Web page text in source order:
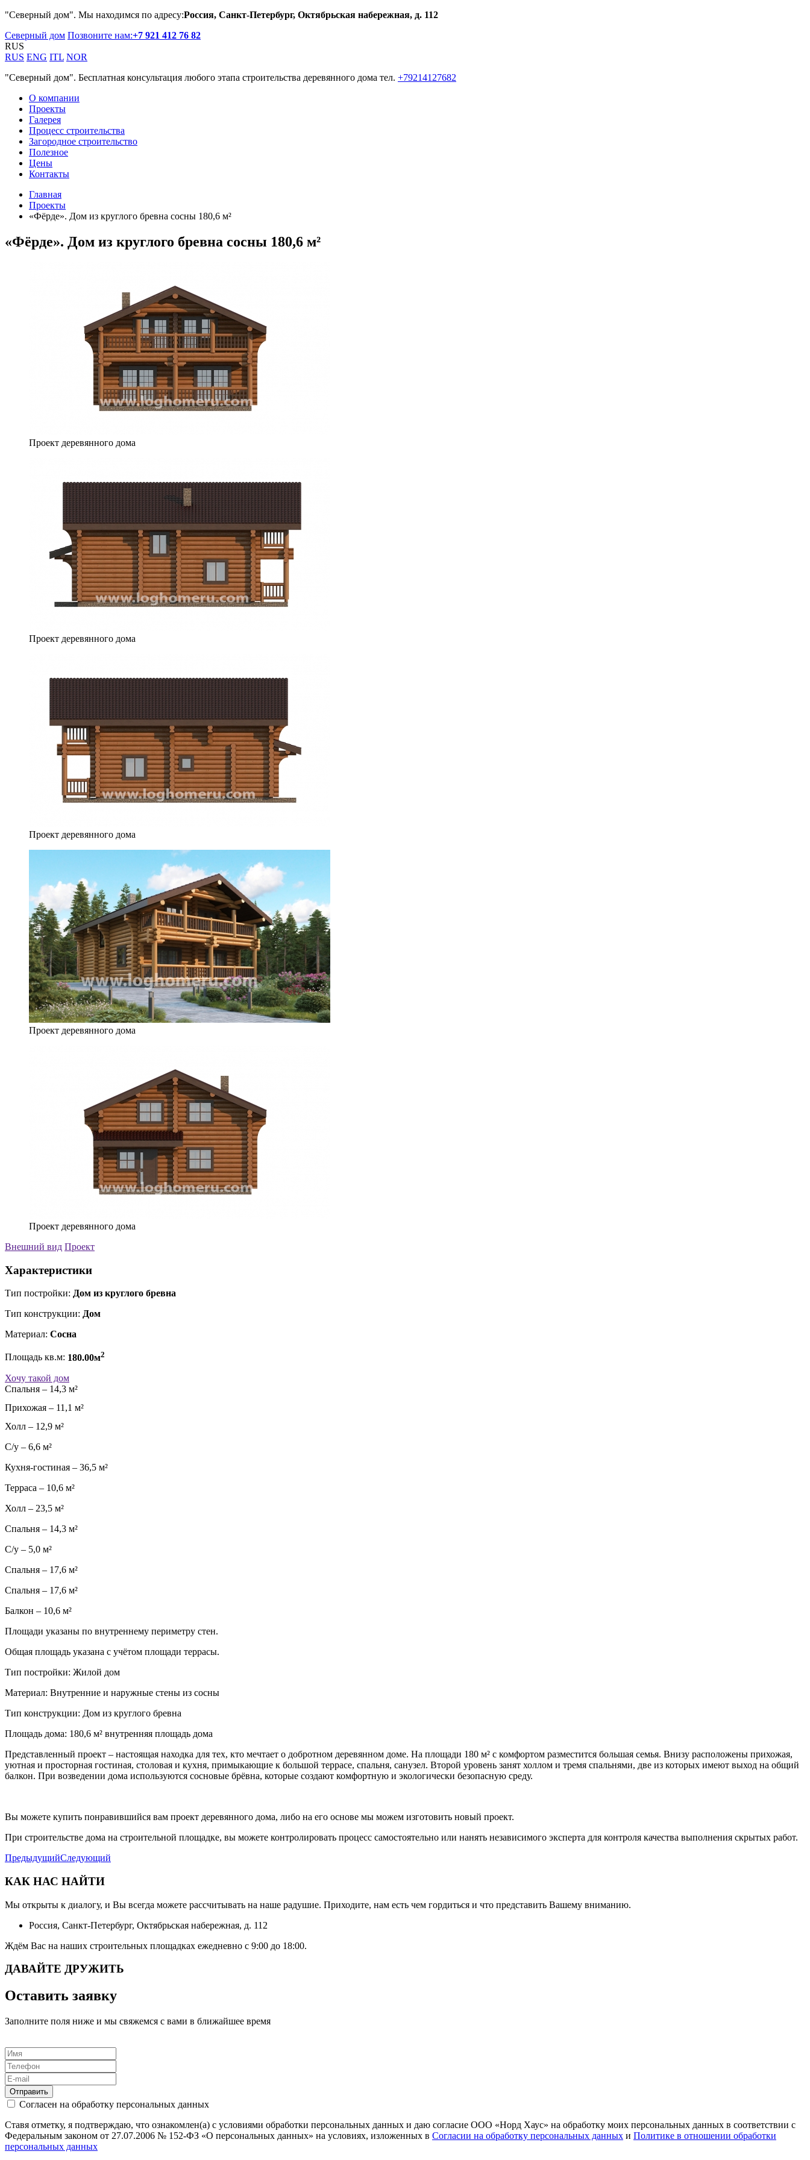
"Северный дом". Мы находимся по адресу:Россия, Санкт-Петербург, Октябрьская набережная, д. 112
Северный дом Позвоните нам:+7 921 412 76 82
RUS
RUS ENG ITL NOR
"Северный дом". Бесплатная консультация любого этапа строительства деревянного дома тел. +79214127682
О компании
Проекты
Галерея
Процесс строительства
Загородное строительство
Полезное
Цены
Контакты
Главная
Проекты
«Фёрде». Дом из круглого бревна сосны 180,6 м²
«Фёрде». Дом из круглого бревна сосны 180,6 м²
Проект деревянного дома
Проект деревянного дома
Проект деревянного дома
Проект деревянного дома
Проект деревянного дома
Внешний вид Проект
Характеристики
Тип постройки: Дом из круглого бревна
Тип конструкции: Дом
Материал: Сосна
Площадь кв.м: 180.00м2
Хочу такой дом
Спальня – 14,3 м²
Прихожая – 11,1 м²
Холл – 12,9 м²
С/у – 6,6 м²
Кухня-гостиная – 36,5 м²
Терраса – 10,6 м²
Холл – 23,5 м²
Спальня – 14,3 м²
С/у – 5,0 м²
Спальня – 17,6 м²
Спальня – 17,6 м²
Балкон – 10,6 м²
Площади указаны по внутреннему периметру стен.
Общая площадь указана с учётом площади террасы.
Тип постройки: Жилой дом
Материал: Внутренние и наружные стены из сосны
Тип конструкции: Дом из круглого бревна
Площадь дома: 180,6 м² внутренняя площадь дома
Представленный проект – настоящая находка для тех, кто мечтает о добротном деревянном доме. На площади 180 м² с комфортом разместится большая семья. Внизу расположены прихожая,
уютная и просторная гостиная, столовая и кухня, примыкающие к большой террасе, спальня, санузел. Второй уровень занят холлом и тремя спальнями, две из которых имеют выход на общий
балкон. При возведении дома используются сосновые брёвна, которые создают комфортную и экологически безопасную среду.
Вы можете купить понравившийся вам проект деревянного дома, либо на его основе мы можем изготовить новый проект.
При строительстве дома на строительной площадке, вы можете контролировать процесс самостоятельно или нанять независимого эксперта для контроля качества выполнения скрытых работ.
ПредыдущийСледующий
КАК НАС НАЙТИ
Мы открыты к диалогу, и Вы всегда можете рассчитывать на наше радушие. Приходите, нам есть чем гордиться и что представить Вашему вниманию.
Россия, Санкт-Петербург, Октябрьская набережная, д. 112
Ждём Вас на наших строительных площадках ежедневно с 9:00 до 18:00.
ДАВАЙТЕ ДРУЖИТЬ
Оставить заявку
Заполните поля ниже и мы свяжемся с вами в ближайшее время
Отправить
Согласен на обработку персональных данных
Ставя отметку, я подтверждаю, что ознакомлен(а) с условиями обработки персональных данных и даю согласие ООО «Норд Хаус» на обработку моих персональных данных в соответствии с
Федеральным законом от 27.07.2006 № 152-ФЗ «О персональных данных» на условиях, изложенных в Согласии на обработку персональных данных и Политике в отношении обработки
персональных данных